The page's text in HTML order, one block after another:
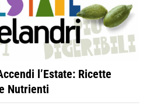
l’Estate: Ricette
Nutrienti